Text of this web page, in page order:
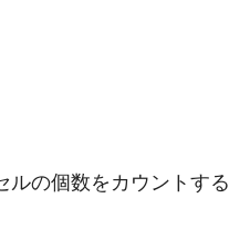
ルの個数をカウントする